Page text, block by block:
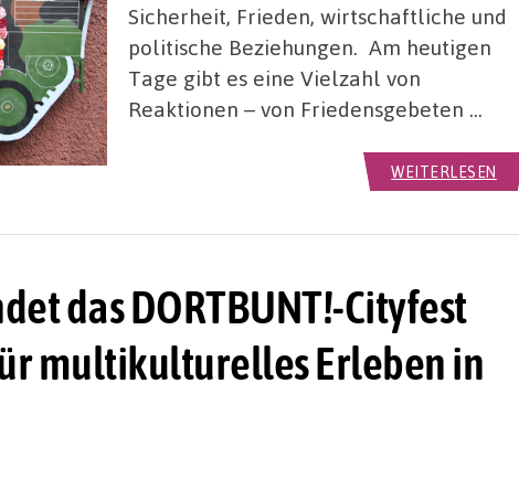
Sicherheit, Frieden, wirtschaftliche und
politische Beziehungen. Am heutigen
Tage gibt es eine Vielzahl von
Reaktionen – von Friedensgebeten …
WEITERLESEN
das DORTBUNT!-Cityfest
multikulturelles Erleben in